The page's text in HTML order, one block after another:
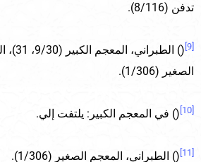
تدفن (8/116).
[9]
()
الصغير (1/306).
() في المعجم الكبير: يلتفت إلي.
() الطبراني، المعجم الصغير (1/306).